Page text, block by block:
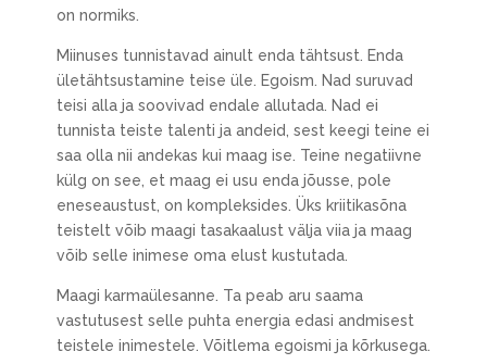
on normiks.
Miinuses tunnistavad ainult enda tähtsust. Enda
ületähtsustamine teise üle. Egoism. Nad suruvad
teisi alla ja soovivad endale allutada. Nad ei
tunnista teiste talenti ja andeid, sest keegi teine ei
saa olla nii andekas kui maag ise. Teine negatiivne
külg on see, et maag ei usu enda jõusse, pole
eneseaustust, on kompleksides. Üks kriitikasõna
teistelt võib maagi tasakaalust välja viia ja maag
võib selle inimese oma elust kustutada.
Maagi karmaülesanne. Ta peab aru saama
vastutusest selle puhta energia edasi andmisest
teistele inimestele. Võitlema egoismi ja kõrkusega.